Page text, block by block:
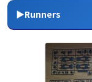
▶Runners